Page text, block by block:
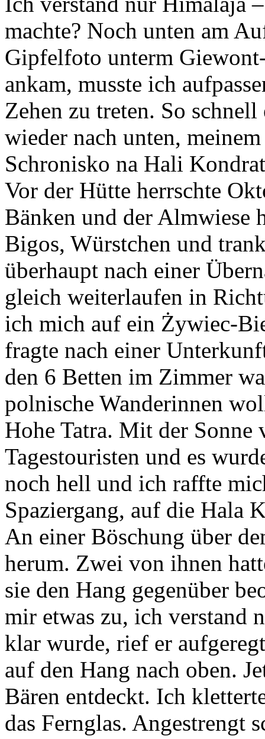
machte? Noch unten am
Gipfelfoto unterm
ankam, musste ich
Zehen zu treten. So
wieder nach unten,
Schronisko na Hali
Vor der Hütte herrschte
Bänken und der Almwiese
Bigos, Würstchen und
überhaupt nach einer
gleich weiterlaufen in
ich mich auf ein Żywiec-
fragte nach einer
den 6 Betten im Zimmer
polnische Wanderinnen
Hohe Tatra. Mit der Sonne
Tagestouristen und es
noch hell und ich raffte
Spaziergang, auf die Hala
An einer Böschung über
herum. Zwei von ihnen
sie den Hang gegenüber
mir etwas zu, ich verstand
klar wurde, rief er
auf den Hang nach oben.
Bären entdeckt. Ich
das Fernglas. Angestrengt